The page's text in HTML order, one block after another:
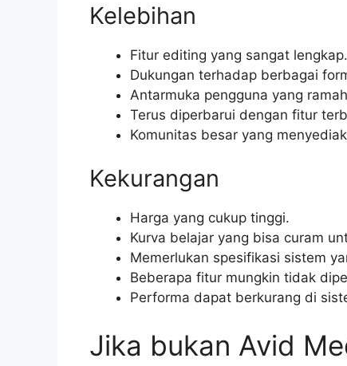
Kelebihan
Fitur editing yang sangat lengkap.
Dukungan terhadap berbagai
Antarmuka pengguna yang
Terus diperbarui dengan fitur
Komunitas besar yang
Kekurangan
Harga yang cukup tinggi.
Kurva belajar yang bisa curam
Memerlukan spesifikasi sistem
Beberapa fitur mungkin tidak
Performa dapat berkurang di
Jika bukan Avid